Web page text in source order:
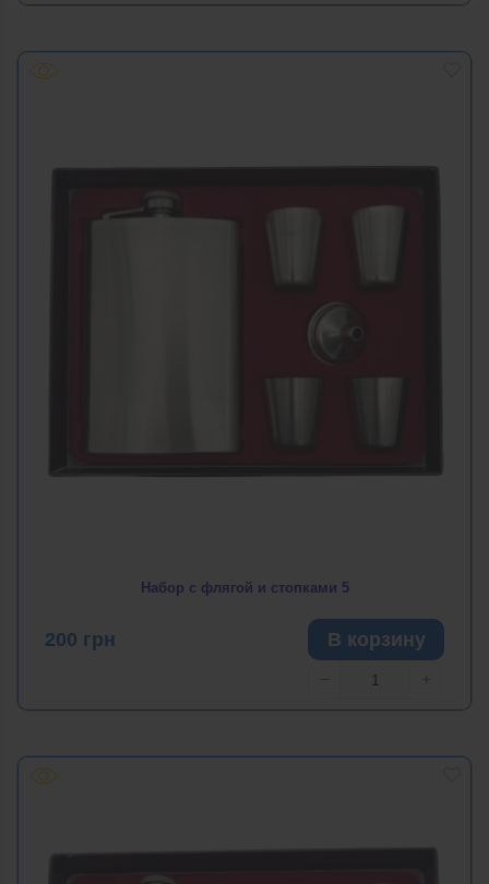
Набор с флягой и стопками 5
200 грн В корзину